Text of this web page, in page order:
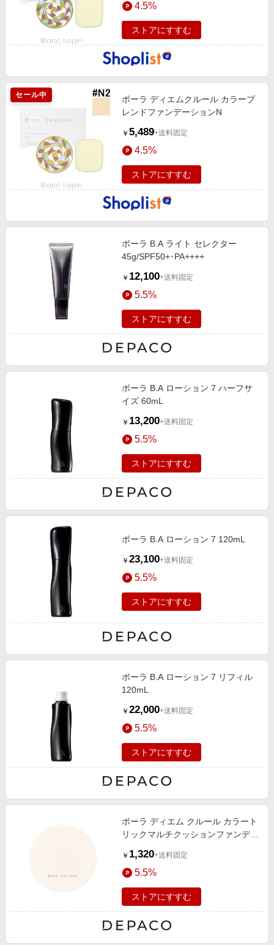
4.5%
ストアにすすむ
セール中
ポーラ ディエムクルール カラーブ
レンドファンデーションN
￥ 5,489+送料固定
4.5%
ストアにすすむ
ポーラ B.A ライト セレクター
45g/SPF50+･PA++++
￥ 12,100+送料固定
5.5%
ストアにすすむ
ポーラ B.A ローション 7 ハーフサ
イズ 60mL
￥ 13,200+送料固定
5.5%
ストアにすすむ
ポーラ B.A ローション 7 120mL
￥ 23,100+送料固定
5.5%
ストアにすすむ
ポーラ B.A ローション 7 リフィル
120mL
￥ 22,000+送料固定
5.5%
ストアにすすむ
ポーラ ディエム クルール カラート
リックマルチクッションファンデー
￥ 1,320+送料固定
5.5%
ストアにすすむ